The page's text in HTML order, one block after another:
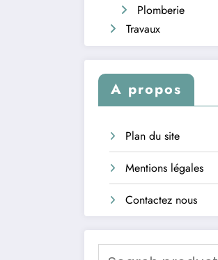
Plomberie
Travaux
A propos
Plan du site
Mentions légales
Contactez nous